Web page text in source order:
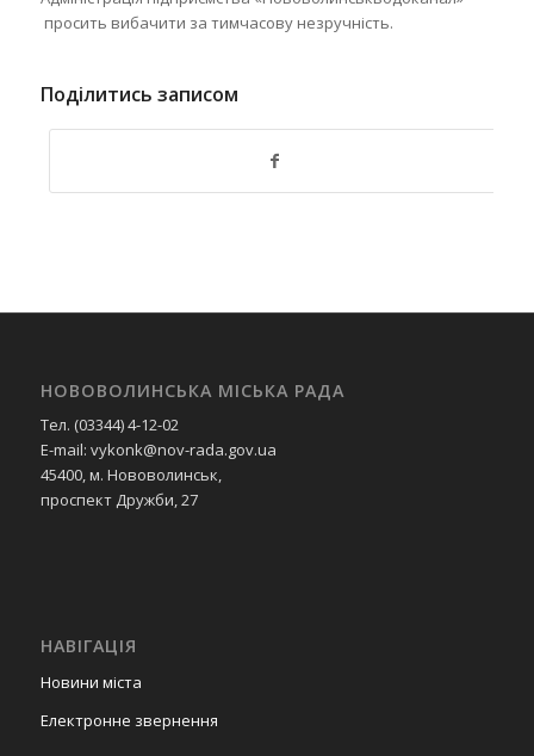
просить вибачити за тимчасову незручність.
Поділитись записом
НОВОВОЛИНСЬКА МІСЬКА РАДА
Тел. (03344) 4-12-02
E-mail: vykonk@nov-rada.gov.ua
45400, м. Нововолинськ,
проспект Дружби, 27
НАВІГАЦІЯ
Новини міста
Електронне звернення